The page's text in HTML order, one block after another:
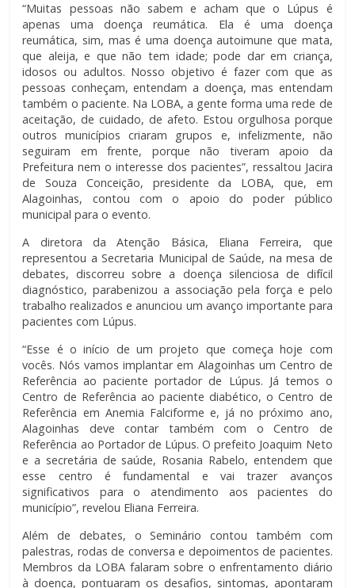
“Muitas pessoas não sabem e acham que o Lúpus é
apenas uma doença reumática. Ela é uma doença
reumática, sim, mas é uma doença autoimune que mata,
que aleija, e que não tem idade; pode dar em criança,
idosos ou adultos. Nosso objetivo é fazer com que as
pessoas conheçam, entendam a doença, mas entendam
também o paciente. Na LOBA, a gente forma uma rede de
aceitação, de cuidado, de afeto. Estou orgulhosa porque
outros municípios criaram grupos e, infelizmente, não
seguiram em frente, porque não tiveram apoio da
Prefeitura nem o interesse dos pacientes”, ressaltou Jacira
de Souza Conceição, presidente da LOBA, que, em
Alagoinhas, contou com o apoio do poder público
municipal para o evento.
A diretora da Atenção Básica, Eliana Ferreira, que
representou a Secretaria Municipal de Saúde, na mesa de
debates, discorreu sobre a doença silenciosa de difícil
diagnóstico, parabenizou a associação pela força e pelo
trabalho realizados e anunciou um avanço importante para
pacientes com Lúpus.
“Esse é o início de um projeto que começa hoje com
vocês. Nós vamos implantar em Alagoinhas um Centro de
Referência ao paciente portador de Lúpus. Já temos o
Centro de Referência ao paciente diabético, o Centro de
Referência em Anemia Falciforme e, já no próximo ano,
Alagoinhas deve contar também com o Centro de
Referência ao Portador de Lúpus. O prefeito Joaquim Neto
e a secretária de saúde, Rosania Rabelo, entendem que
esse centro é fundamental e vai trazer avanços
significativos para o atendimento aos pacientes do
município”, revelou Eliana Ferreira.
Além de debates, o Seminário contou também com
palestras, rodas de conversa e depoimentos de pacientes.
Membros da LOBA falaram sobre o enfrentamento diário
à doença, pontuaram os desafios, sintomas, apontaram